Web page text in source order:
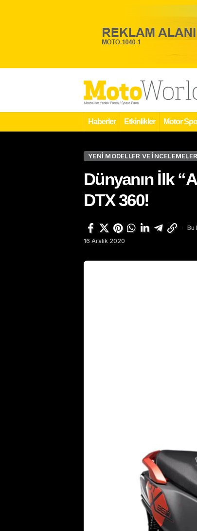
Haberler Etkinlikler Motor
YENI MODELLER VE İNCELEMELER
Dünyanın İlk
DTX 360!
16 Aralık 2020
Bu